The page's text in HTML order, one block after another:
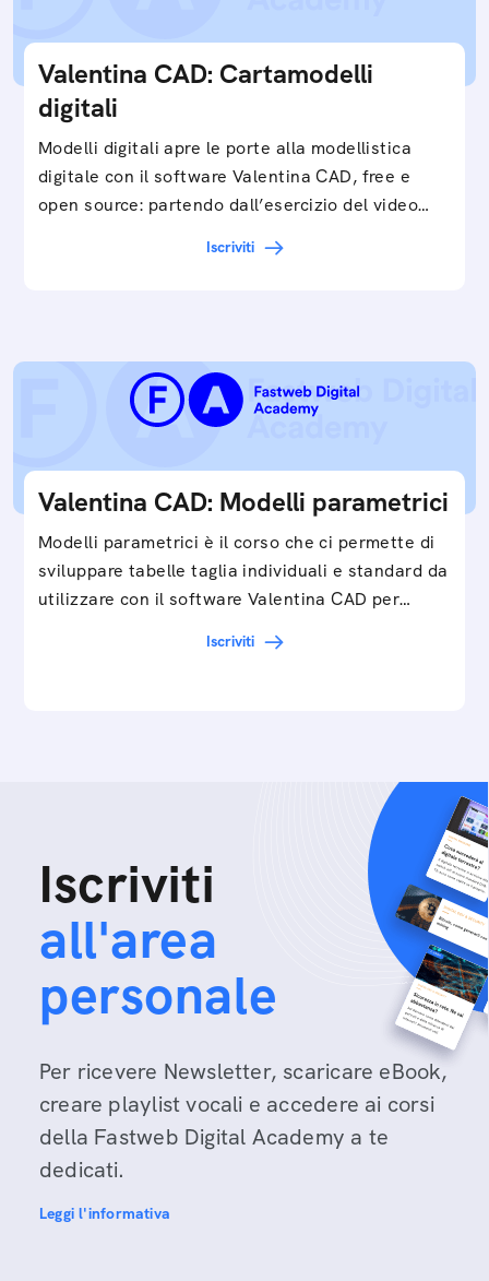
Valentina CAD: Cartamodelli
digitali
Modelli digitali apre le porte alla modellistica
digitale con il software Valentina CAD, free e
open source: partendo dall’esercizio del video…
Iscriviti
Valentina CAD: Modelli parametrici
Modelli parametrici è il corso che ci permette di
sviluppare tabelle taglia individuali e standard da
utilizzare con il software Valentina CAD per…
Iscriviti
Iscriviti
all'area
personale
Per ricevere Newsletter, scaricare eBook,
creare playlist vocali e accedere ai corsi
della Fastweb Digital Academy a te
dedicati.
Leggi l'informativa